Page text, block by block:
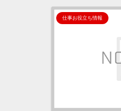
仕事お役立ち情報